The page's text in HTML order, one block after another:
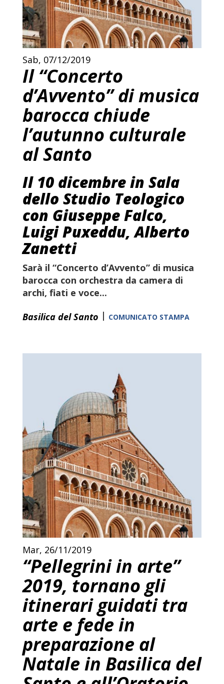
Sab, 07/12/2019
Il “Concerto
d’Avvento” di musica
barocca chiude
l’autunno culturale
al Santo
Il 10 dicembre in Sala
dello Studio Teologico
con Giuseppe Falco,
Luigi Puxeddu, Alberto
Zanetti
Sarà il “Concerto d’Avvento” di musica
barocca con orchestra da camera di
archi, fiati e voce...
Basilica del Santo | COMUNICATO STAMPA
Mar, 26/11/2019
“Pellegrini in arte”
2019, tornano gli
itinerari guidati tra
arte e fede in
preparazione al
Natale in Basilica del